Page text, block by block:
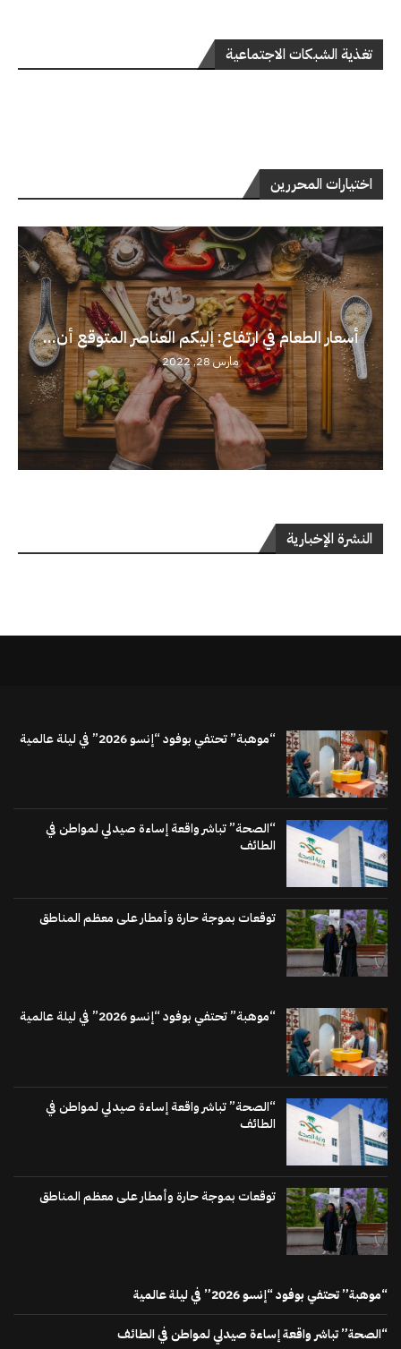
تغذية الشبكات الاجتماعية
اختيارات المحررين
أسعار الطعام في ارتفاع: إليكم العناصر المتوقع أن...
مارس 28, 2022
النشرة الإخبارية
“موهبة” تحتفي بوفود “إنسو 2026” في ليلة عالمية
“الصحة” تباشر واقعة إساءة صيدلي لمواطن في
الطائف
توقعات بموجة حارة وأمطار على معظم المناطق
“موهبة” تحتفي بوفود “إنسو 2026” في ليلة عالمية
“الصحة” تباشر واقعة إساءة صيدلي لمواطن في
الطائف
توقعات بموجة حارة وأمطار على معظم المناطق
“موهبة” تحتفي بوفود “إنسو 2026” في ليلة عالمية
“الصحة” تباشر واقعة إساءة صيدلي لمواطن في الطائف